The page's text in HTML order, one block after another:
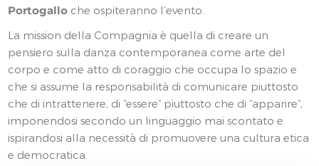
Portogallo che ospiteranno l’evento.
La mission della Compagnia è quella di creare un
pensiero sulla danza contemporanea come arte del
corpo e come atto di coraggio che occupa lo spazio e
che si assume la responsabilità di comunicare piuttosto
che di intrattenere, di “essere” piuttosto che di “apparire”,
imponendosi secondo un linguaggio mai scontato e
ispirandosi alla necessità di promuovere una cultura etica
e democratica.